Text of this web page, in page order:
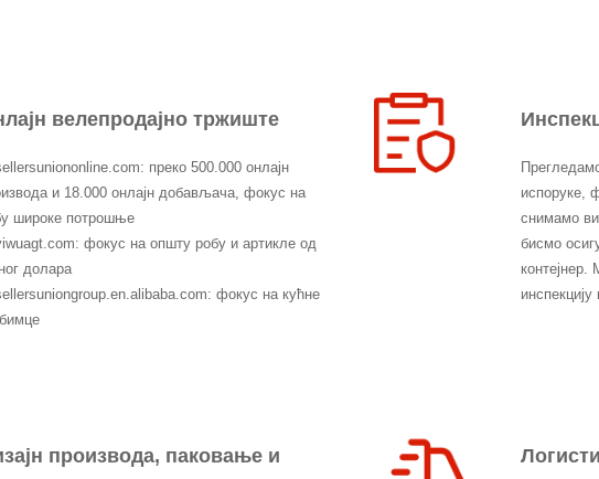
велепродајно тржиште
преко 500.000 онлајн
и 18.000 онлајн добављача, фокус на
широке потрошње
фокус на општу робу и артикле од
долара
фокус на кућне
испоруке,
снимамо
бисмо
производа, паковање и